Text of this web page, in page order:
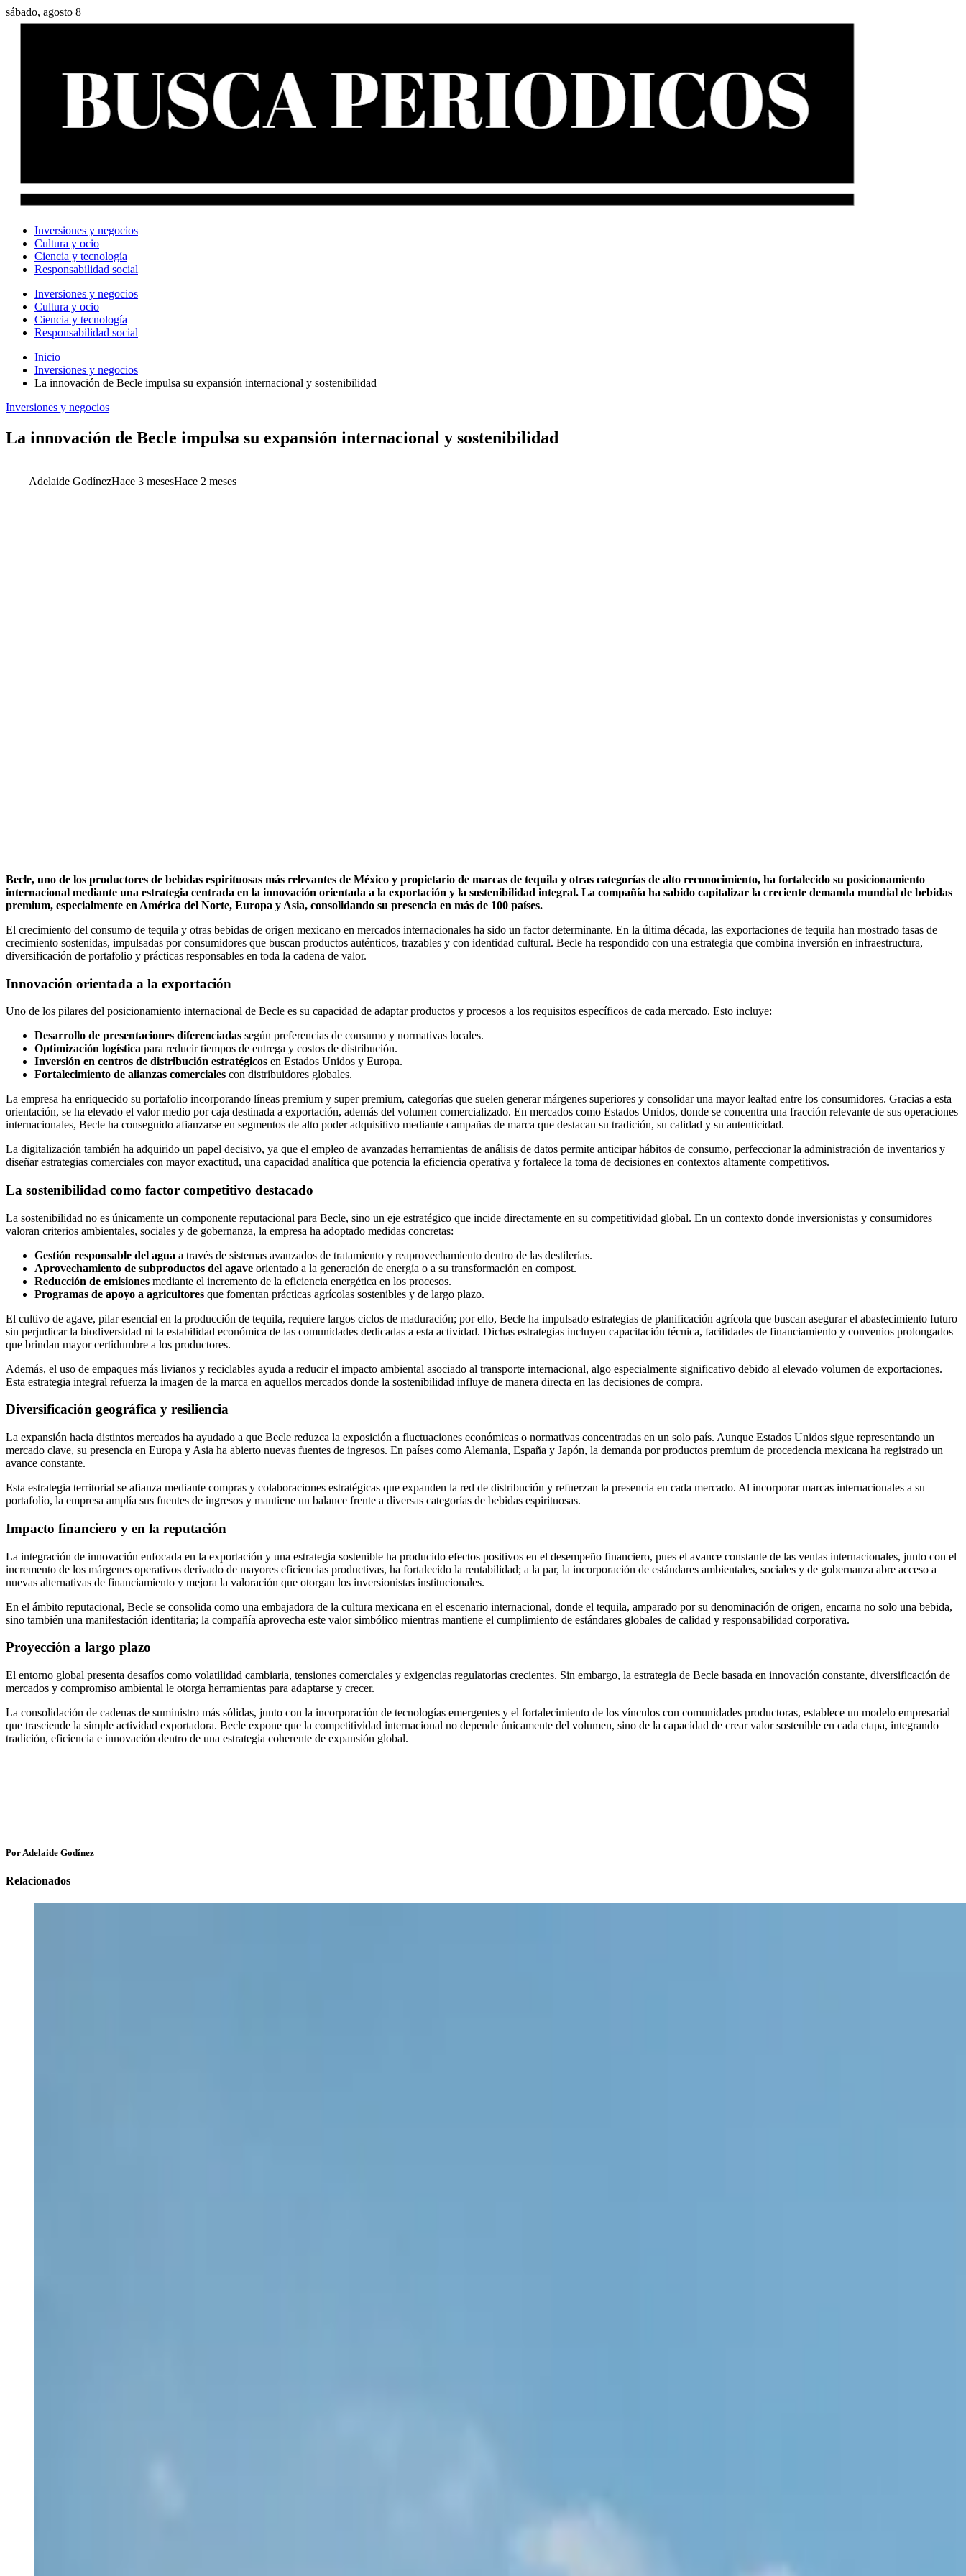
sábado, agosto 8
Inversiones y negocios
Cultura y ocio
Ciencia y tecnología
Responsabilidad social
Inversiones y negocios
Cultura y ocio
Ciencia y tecnología
Responsabilidad social
Inicio
Inversiones y negocios
La innovación de Becle impulsa su expansión internacional y sostenibilidad
Inversiones y negocios
La innovación de Becle impulsa su expansión internacional y sostenibilidad
Adelaide GodínezHace 3 mesesHace 2 meses
Becle, uno de los productores de bebidas espirituosas más relevantes de México y propietario de marcas de tequila y otras categorías de alto reconocimiento, ha fortalecido su posicionamiento
internacional mediante una estrategia centrada en la innovación orientada a la exportación y la sostenibilidad integral. La compañía ha sabido capitalizar la creciente demanda mundial de bebidas
premium, especialmente en América del Norte, Europa y Asia, consolidando su presencia en más de 100 países.
El crecimiento del consumo de tequila y otras bebidas de origen mexicano en mercados internacionales ha sido un factor determinante. En la última década, las exportaciones de tequila han mostrado tasas de
crecimiento sostenidas, impulsadas por consumidores que buscan productos auténticos, trazables y con identidad cultural. Becle ha respondido con una estrategia que combina inversión en infraestructura,
diversificación de portafolio y prácticas responsables en toda la cadena de valor.
Innovación orientada a la exportación
Uno de los pilares del posicionamiento internacional de Becle es su capacidad de adaptar productos y procesos a los requisitos específicos de cada mercado. Esto incluye:
Desarrollo de presentaciones diferenciadas según preferencias de consumo y normativas locales.
Optimización logística para reducir tiempos de entrega y costos de distribución.
Inversión en centros de distribución estratégicos en Estados Unidos y Europa.
Fortalecimiento de alianzas comerciales con distribuidores globales.
La empresa ha enriquecido su portafolio incorporando líneas premium y super premium, categorías que suelen generar márgenes superiores y consolidar una mayor lealtad entre los consumidores. Gracias a esta
orientación, se ha elevado el valor medio por caja destinada a exportación, además del volumen comercializado. En mercados como Estados Unidos, donde se concentra una fracción relevante de sus operaciones
internacionales, Becle ha conseguido afianzarse en segmentos de alto poder adquisitivo mediante campañas de marca que destacan su tradición, su calidad y su autenticidad.
La digitalización también ha adquirido un papel decisivo, ya que el empleo de avanzadas herramientas de análisis de datos permite anticipar hábitos de consumo, perfeccionar la administración de inventarios y
diseñar estrategias comerciales con mayor exactitud, una capacidad analítica que potencia la eficiencia operativa y fortalece la toma de decisiones en contextos altamente competitivos.
La sostenibilidad como factor competitivo destacado
La sostenibilidad no es únicamente un componente reputacional para Becle, sino un eje estratégico que incide directamente en su competitividad global. En un contexto donde inversionistas y consumidores
valoran criterios ambientales, sociales y de gobernanza, la empresa ha adoptado medidas concretas:
Gestión responsable del agua a través de sistemas avanzados de tratamiento y reaprovechamiento dentro de las destilerías.
Aprovechamiento de subproductos del agave orientado a la generación de energía o a su transformación en compost.
Reducción de emisiones mediante el incremento de la eficiencia energética en los procesos.
Programas de apoyo a agricultores que fomentan prácticas agrícolas sostenibles y de largo plazo.
El cultivo de agave, pilar esencial en la producción de tequila, requiere largos ciclos de maduración; por ello, Becle ha impulsado estrategias de planificación agrícola que buscan asegurar el abastecimiento futuro
sin perjudicar la biodiversidad ni la estabilidad económica de las comunidades dedicadas a esta actividad. Dichas estrategias incluyen capacitación técnica, facilidades de financiamiento y convenios prolongados
que brindan mayor certidumbre a los productores.
Además, el uso de empaques más livianos y reciclables ayuda a reducir el impacto ambiental asociado al transporte internacional, algo especialmente significativo debido al elevado volumen de exportaciones.
Esta estrategia integral refuerza la imagen de la marca en aquellos mercados donde la sostenibilidad influye de manera directa en las decisiones de compra.
Diversificación geográfica y resiliencia
La expansión hacia distintos mercados ha ayudado a que Becle reduzca la exposición a fluctuaciones económicas o normativas concentradas en un solo país. Aunque Estados Unidos sigue representando un
mercado clave, su presencia en Europa y Asia ha abierto nuevas fuentes de ingresos. En países como Alemania, España y Japón, la demanda por productos premium de procedencia mexicana ha registrado un
avance constante.
Esta estrategia territorial se afianza mediante compras y colaboraciones estratégicas que expanden la red de distribución y refuerzan la presencia en cada mercado. Al incorporar marcas internacionales a su
portafolio, la empresa amplía sus fuentes de ingresos y mantiene un balance frente a diversas categorías de bebidas espirituosas.
Impacto financiero y en la reputación
La integración de innovación enfocada en la exportación y una estrategia sostenible ha producido efectos positivos en el desempeño financiero, pues el avance constante de las ventas internacionales, junto con el
incremento de los márgenes operativos derivado de mayores eficiencias productivas, ha fortalecido la rentabilidad; a la par, la incorporación de estándares ambientales, sociales y de gobernanza abre acceso a
nuevas alternativas de financiamiento y mejora la valoración que otorgan los inversionistas institucionales.
En el ámbito reputacional, Becle se consolida como una embajadora de la cultura mexicana en el escenario internacional, donde el tequila, amparado por su denominación de origen, encarna no solo una bebida,
sino también una manifestación identitaria; la compañía aprovecha este valor simbólico mientras mantiene el cumplimiento de estándares globales de calidad y responsabilidad corporativa.
Proyección a largo plazo
El entorno global presenta desafíos como volatilidad cambiaria, tensiones comerciales y exigencias regulatorias crecientes. Sin embargo, la estrategia de Becle basada en innovación constante, diversificación de
mercados y compromiso ambiental le otorga herramientas para adaptarse y crecer.
La consolidación de cadenas de suministro más sólidas, junto con la incorporación de tecnologías emergentes y el fortalecimiento de los vínculos con comunidades productoras, establece un modelo empresarial
que trasciende la simple actividad exportadora. Becle expone que la competitividad internacional no depende únicamente del volumen, sino de la capacidad de crear valor sostenible en cada etapa, integrando
tradición, eficiencia e innovación dentro de una estrategia coherente de expansión global.
Por Adelaide Godínez
Relacionados